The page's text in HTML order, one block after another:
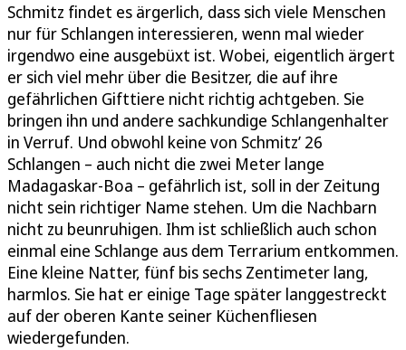
Schmitz findet es ärgerlich, dass sich viele Menschen
nur für Schlangen interessieren, wenn mal wieder
irgendwo eine ausgebüxt ist. Wobei, eigentlich ärgert
er sich viel mehr über die Besitzer, die auf ihre
gefährlichen Gifttiere nicht richtig achtgeben. Sie
bringen ihn und andere sachkundige Schlangenhalter
in Verruf. Und obwohl keine von Schmitz’ 26
Schlangen – auch nicht die zwei Meter lange
Madagaskar-Boa – gefährlich ist, soll in der Zeitung
nicht sein richtiger Name stehen. Um die Nachbarn
nicht zu beunruhigen. Ihm ist schließlich auch schon
einmal eine Schlange aus dem Terrarium entkommen.
Eine kleine Natter, fünf bis sechs Zentimeter lang,
harmlos. Sie hat er einige Tage später langgestreckt
auf der oberen Kante seiner Küchenfliesen
wiedergefunden.